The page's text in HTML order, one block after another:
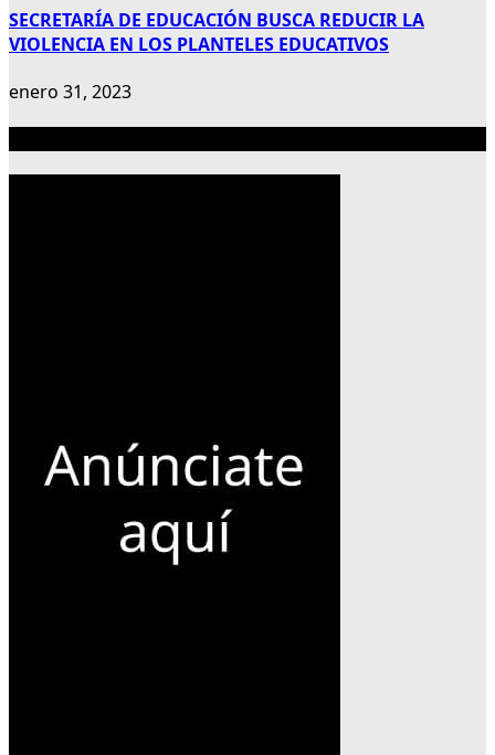
SECRETARÍA DE EDUCACIÓN BUSCA REDUCIR LA
VIOLENCIA EN LOS PLANTELES EDUCATIVOS
enero 31, 2023